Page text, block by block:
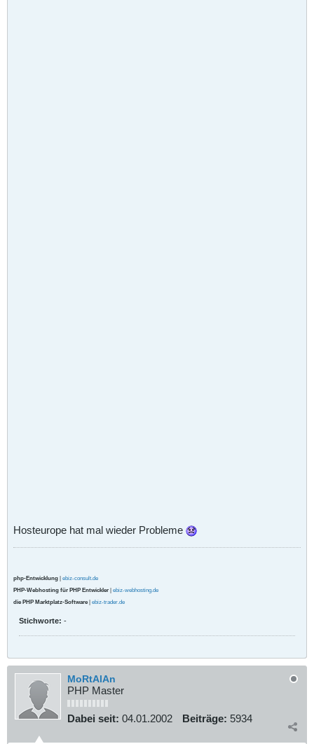
Hosteurope hat mal wieder Probleme
php-Entwicklung | ebiz-consult.de
PHP-Webhosting für PHP Entwickler | ebiz-webhosting.de
die PHP Marktplatz-Software | ebiz-trader.de
Stichworte: -
MoRtAlAn
PHP Master
Dabei seit: 04.01.2002 Beiträge: 5934